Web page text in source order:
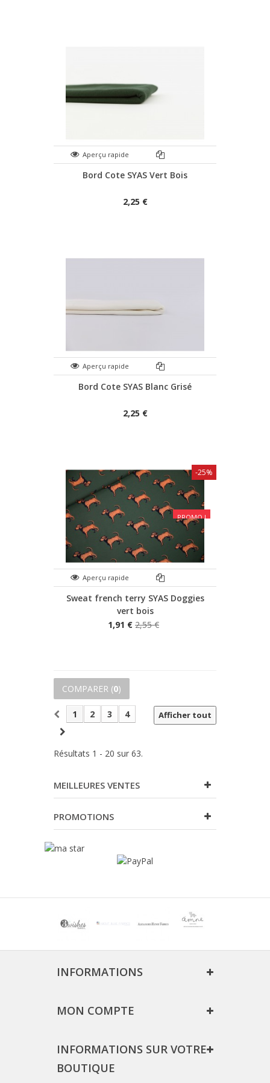
Aperçu rapide
Bord Cote SYAS Vert Bois
2,25 €
Aperçu rapide
Bord Cote SYAS Blanc Grisé
2,25 €
PROMO !
Aperçu rapide
Sweat french terry SYAS Doggies
vert bois
1,91 € 2,55 €
-25%
COMPARER (0)
Afficher tout
1 2 3 4
Résultats 1 - 20 sur 63.
MEILLEURES VENTES
PROMOTIONS
INFORMATIONS
MON COMPTE
INFORMATIONS SUR VOTRE
BOUTIQUE